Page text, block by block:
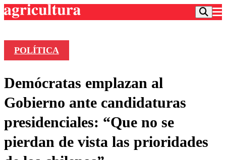
Frecuencias
Agricultura TV
Deportes
Colo Colo
Motor
Otros Deportes
Entretención
Noticias
Dato Practico
Vida Social
POLÍTICA
Demócratas emplazan al
Gobierno ante candidaturas
presidenciales: “Que no se
pierdan de vista las prioridades